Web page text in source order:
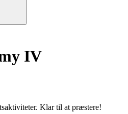
IV
Klar til at præstere!